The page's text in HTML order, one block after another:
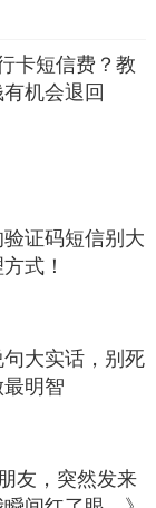
卡短信费？教
机会退回
证码短信别大
式！
大实话，别死
明智
友，突然发来